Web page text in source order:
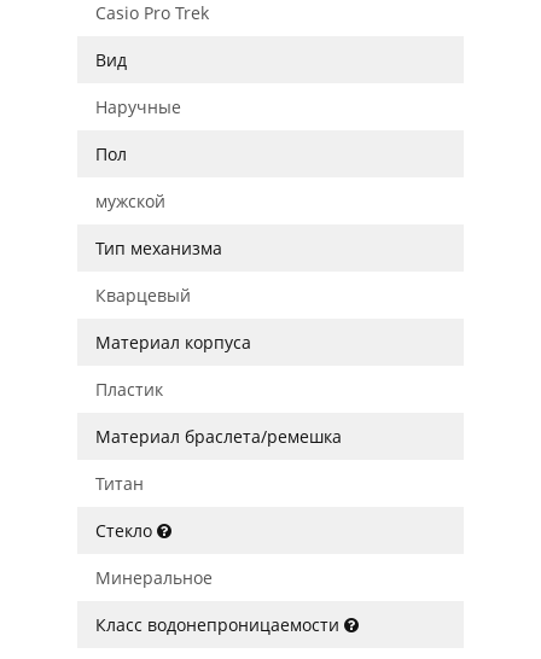
Casio Pro Trek
Вид
Наручные
Пол
мужской
Тип механизма
Кварцевый
Материал корпуса
Пластик
Материал браслета/ремешка
Титан
Стекло
Минеральное
Класс водонепроницаемости